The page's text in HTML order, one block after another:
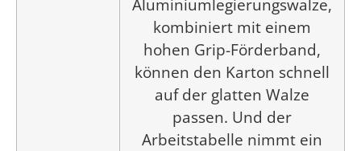
Aluminiumlegierungswalze,
kombiniert mit einem
hohen Grip-Förderband,
können den Karton schnell
auf der glatten Walze
passen. Und der
Arbeitstabelle nimmt ein